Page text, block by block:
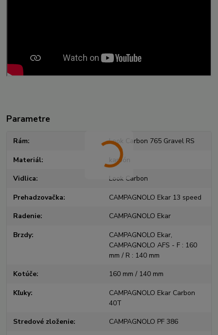
Parametre
Rám Look Carbon 765 Gravel RS
Materiál karbón
Vidlica Look Carbon
Prehadzovačka CAMPAGNOLO Ekar 13 speed
Radenie CAMPAGNOLO Ekar
Brzdy
CAMPAGNOLO Ekar,
CAMPAGNOLO AFS - F : 160
mm / R : 140 mm
Kotúče 160 mm / 140 mm
Kľuky
CAMPAGNOLO Ekar Carbon
40T
Stredové zloženie CAMPAGNOLO PF 386